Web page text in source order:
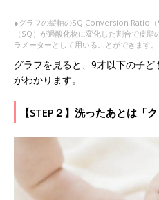
●グラフの縦軸のSQ Conversion Ratio（
（SQ）が過酸化物に変化した割合で皮
ラメーターとして用いることができます。
グラフを見ると、9才以下の子
がわかります。
【STEP２】洗ったあとは「